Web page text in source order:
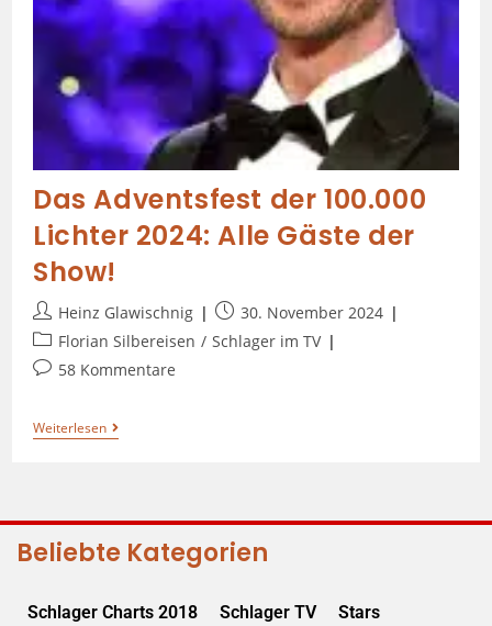
Das Adventsfest der 100.000
Lichter 2024: Alle Gäste der
Show!
Heinz Glawischnig
30. November 2024
Florian Silbereisen / Schlager im TV
58 Kommentare
Weiterlesen
Beliebte Kategorien
Schlager Charts 2018 Schlager TV Stars